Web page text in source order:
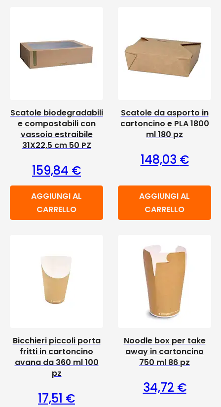
Scatole biodegradabili
e compostabili con
vassoio estraibile
31X22,5 cm 50 PZ
159,84 €
AGGIUNGI AL
CARRELLO
Scatole da asporto in
cartoncino e PLA 1800
ml 180 pz
148,03 €
AGGIUNGI AL
CARRELLO
Bicchieri piccoli porta
fritti in cartoncino
avana da 360 ml 100
pz
17,51 €
Noodle box per take
away in cartoncino
750 ml 86 pz
34,72 €